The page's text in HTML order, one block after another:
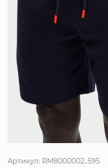
Артикул: RM8000002..595